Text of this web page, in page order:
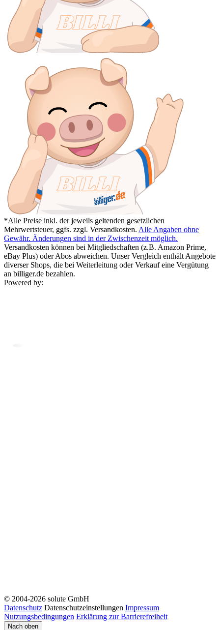
*Alle Preise inkl. der jeweils geltenden gesetzlichen
Mehrwertsteuer, ggfs. zzgl. Versandkosten. Alle Angaben ohne
Gewähr. Änderungen sind in der Zwischenzeit möglich.
Versandkosten können bei Mitgliedschaften (z.B. Amazon Prime,
eBay Plus) oder Abos abweichen. Unser Vergleich enthält Angebote
diverser Shops, die bei Weiterleitung oder Verkauf eine Vergütung
an billiger.de bezahlen.
Powered by:
© 2004-2026 solute GmbH
Datenschutz Datenschutzeinstellungen Impressum
Nutzungsbedingungen Erklärung zur Barrierefreiheit
Nach oben